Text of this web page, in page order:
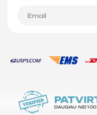
DAUGIAU NEI 100